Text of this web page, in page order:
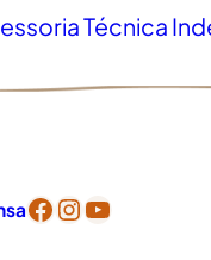
Técnica
Facebook
Instagram
YouTube